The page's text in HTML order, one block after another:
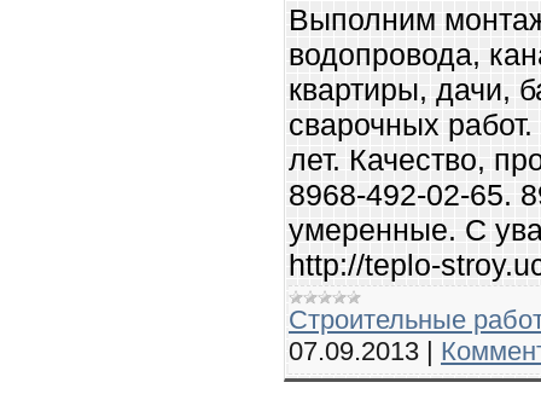
Выполним
водопровода,
квартиры, дачи,
сварочных
лет. Качество,
8968-492-02-65.
умеренные. С
http://teplo-
Строительные
07.09.2013 |